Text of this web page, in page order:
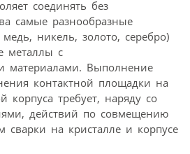
соединять без
самые разнообразные
никель, золото, серебро)
металлы с
материалами. Выполнение
контактной площадки на
корпуса требует, наряду со
действий по совмещению
сварки на кристалле и корпусе